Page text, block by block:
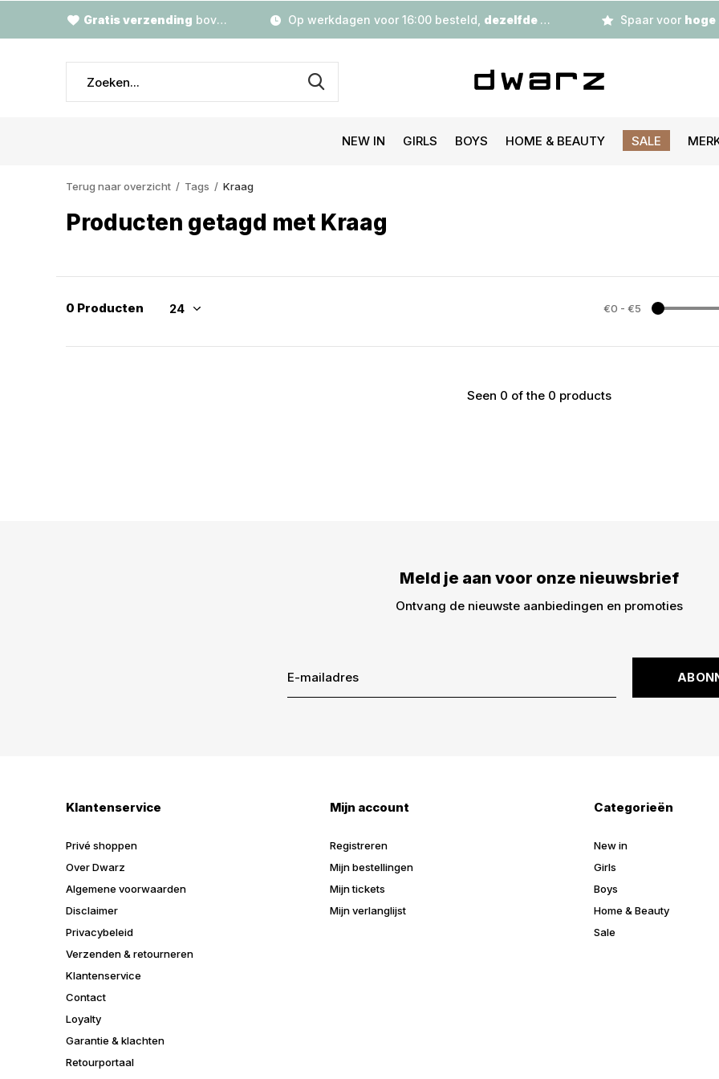
Meld je aan voor
dingen -> nieuwe
NEW IN GIRLS BOYS HOME & BEAUTY SALE
Gratis verzending boven €79,- Op werkdagen voor 16:00 besteld, dezelfde dag verzondenSpaar voor hoge korting
Terug naar overzicht Tags Kraag
Producten getagd met Kraag
0 Producten €0 - €5
Seen 0 of the 0 products
Meld je aan voor onze nieuwsbrief
Ontvang de nieuwste aanbiedingen en promoties
Klantenservice
Privé shoppen
Over Dwarz
Algemene voorwaarden
Disclaimer
Privacybeleid
Verzenden & retourneren
Klantenservice
Contact
Loyalty
Garantie & klachten
Retourportaal
Mijn account
Registreren
Mijn bestellingen
Mijn tickets
Mijn verlanglijst
Categorieën
New in
Girls
Boys
Home & Beauty
Sale